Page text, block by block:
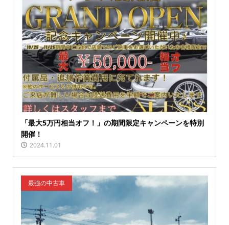
「最大5万円相当オフ！」の期間限定キャンペーンを特別
開催！
2024.11.01
最強の中古車